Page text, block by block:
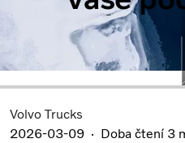
Novinky
Kontaktujte nás
Volvo Trucks
2026-03-09
Doba čtení 3